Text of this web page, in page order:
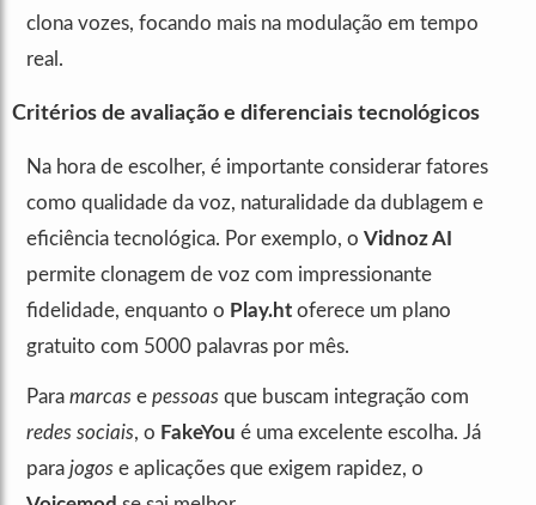
clona vozes, focando mais na modulação em tempo
real.
Critérios de avaliação e diferenciais tecnológicos
Na hora de escolher, é importante considerar fatores
como qualidade da voz, naturalidade da dublagem e
eficiência tecnológica. Por exemplo, o Vidnoz AI
permite clonagem de voz com impressionante
fidelidade, enquanto o Play.ht oferece um plano
gratuito com 5000 palavras por mês.
Para marcas e pessoas que buscam integração com
redes sociais, o FakeYou é uma excelente escolha. Já
para jogos e aplicações que exigem rapidez, o